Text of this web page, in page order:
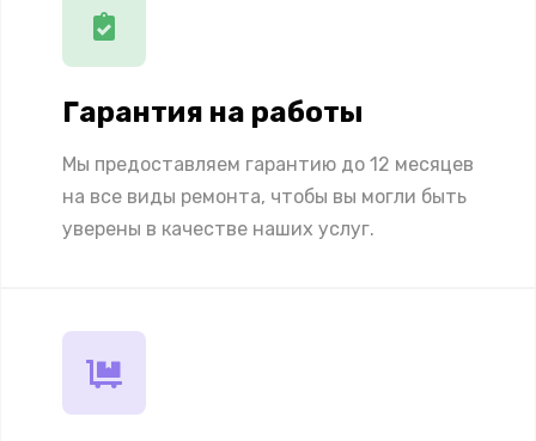
Гарантия на работы
Мы предоставляем гарантию до 12 месяцев
на все виды ремонта, чтобы вы могли быть
уверены в качестве наших услуг.